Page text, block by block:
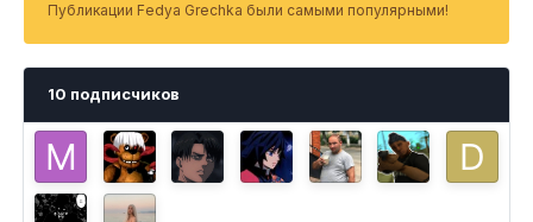
Публикации Fedya Grechka были самыми популярными!
10 подписчиков